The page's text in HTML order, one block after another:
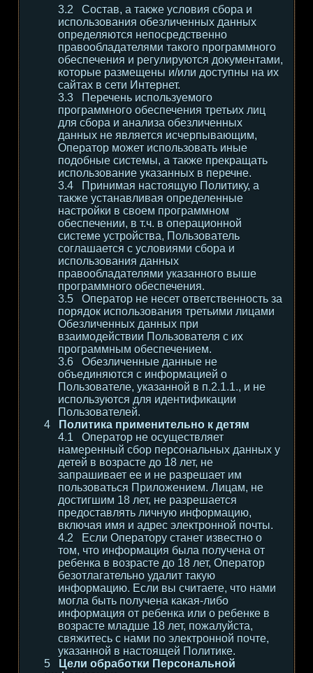
Состав, а также условия сбора и
использования обезличенных данных
определяются непосредственно
правообладателями такого программного
обеспечения и регулируются документами,
которые размещены и/или доступны на их
сайтах в сети Интернет.
Перечень используемого
программного обеспечения третьих лиц
для сбора и анализа обезличенных
данных не является исчерпывающим,
Оператор может использовать иные
подобные системы, а также прекращать
использование указанных в перечне.
Принимая настоящую Политику, а
также устанавливая определенные
настройки в своем программном
обеспечении, в т.ч. в операционной
системе устройства, Пользователь
соглашается с условиями сбора и
использования данных
правообладателями указанного выше
программного обеспечения.
Оператор не несет ответственность за
порядок использования третьими лицами
Обезличенных данных при
взаимодействии Пользователя с их
программным обеспечением.
Обезличенные данные не
объединяются с информацией о
Пользователе, указанной в п.2.1.1., и не
используются для идентификации
Пользователей.
Политика применительно к детям
Оператор не осуществляет
намеренный сбор персональных данных у
детей в возрасте до 18 лет, не
запрашивает ее и не разрешает им
пользоваться Приложением. Лицам, не
достигшим 18 лет, не разрешается
предоставлять личную информацию,
включая имя и адрес электронной почты.
Если Оператору станет известно о
том, что информация была получена от
ребенка в возрасте до 18 лет, Оператор
безотлагательно удалит такую
информацию. Если вы считаете, что нами
могла быть получена какая-либо
информация от ребенка или о ребенке в
возрасте младше 18 лет, пожалуйста,
свяжитесь с нами по электронной почте,
указанной в настоящей Политике.
Цели обработки Персональной